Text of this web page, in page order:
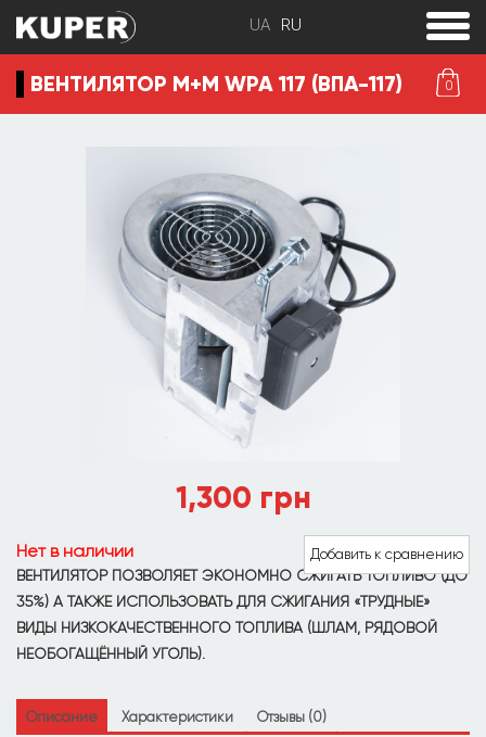
0
toggle
menu
ВЕНТИЛЯТОР М+М WPA 117 (ВПА-117)
1,300 грн
Нет в наличии
ВЕНТИЛЯТОР ПОЗВОЛЯЕТ ЭКОНОМНО СЖИГАТЬ ТОПЛИВО (ДО
35%) А ТАКЖЕ ИСПОЛЬЗОВАТЬ ДЛЯ СЖИГАНИЯ «ТРУДНЫЕ»
ВИДЫ НИЗКОКАЧЕСТВЕННОГО ТОПЛИВА (ШЛАМ, РЯДОВОЙ
НЕОБОГАЩЁННЫЙ УГОЛЬ).
Добавить к сравнению
Описание Характеристики Отзывы (0)